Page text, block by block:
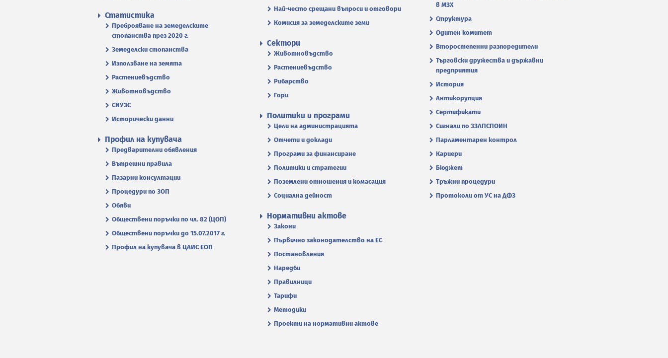
Най-често срещани въпроси и отговори
Комисия за земеделските земи
в МЗХ
Структура
Одитен комитет
Второстепенни разпоредители
Търговски дружества и държавни
предприятия
История
Антикорупция
Сертификати
Сигнали по ЗЗЛПСПОИН
Парламентарен контрол
Кариери
Бюджет
Тръжни процедури
Протоколи от УС на ДФЗ
Статистика
Преброяване на земеделските
стопанства през 2020 г.
Земеделски стопанства
Използване на земята
Растениевъдство
Животновъдство
СИУЗС
Исторически данни
Сектори
Животновъдство
Растениевъдство
Рибарство
Гори
Политики и програми
Цели на администрацията
Отчети и доклади
Програми за финансиране
Политики и стратегии
Поземлени отношения и комасация
Социална дейност
Профил на купувача
Предварителни обявления
Вътрешни правила
Пазарни консултации
Процедури по ЗОП
Обяви
Обществени поръчки по чл. 82 (ЦОП)
Обществени поръчки до 15.07.2017 г.
Профил на купувача в ЦАИС ЕОП
Нормативни актове
Закони
Първично законодателство на ЕС
Постановления
Наредби
Правилници
Тарифи
Методики
Проекти на нормативни актове